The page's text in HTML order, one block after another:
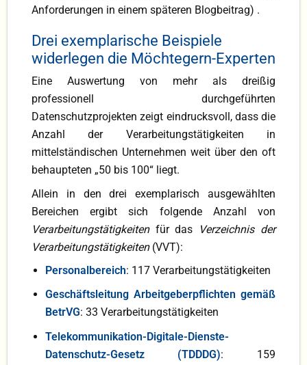
Anforderungen in einem späteren Blogbeitrag) .
Drei exemplarische Beispiele
widerlegen die Möchtegern-Experten
Eine Auswertung von mehr als dreißig
professionell durchgeführten
Datenschutzprojekten zeigt eindrucksvoll, dass die
Anzahl der Verarbeitungstätigkeiten in
mittelständischen Unternehmen weit über den oft
behaupteten „50 bis 100“ liegt.
Allein in den drei exemplarisch ausgewählten
Bereichen ergibt sich folgende Anzahl von
Verarbeitungstätigkeitenfür das
Verzeichnis der
Verarbeitungstätigkeiten(VVT):
Personalbereich: 117 Verarbeitungstätigkeiten
Geschäftsleitung Arbeitgeberpflichten gemäß
BetrVG: 33 Verarbeitungstätigkeiten
Telekommunikation-Digitale-Dienste-
Datenschutz-Gesetz (TDDDG): 159